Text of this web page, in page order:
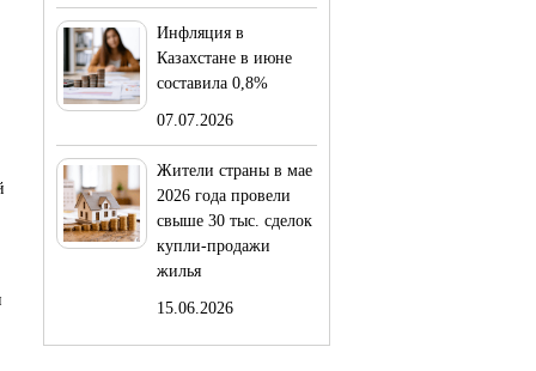
Инфляция в
Казахстане в июне
составила 0,8%
07.07.2026
Жители страны в мае
2026 года провели
свыше 30 тыс. сделок
купли-продажи
жилья
15.06.2026